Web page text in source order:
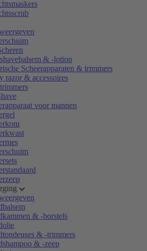
& -lotion
Scheerapparaten & trimmers
razor & accessoires
voor mannen
& -borstels
& -trimmers
& -zeep